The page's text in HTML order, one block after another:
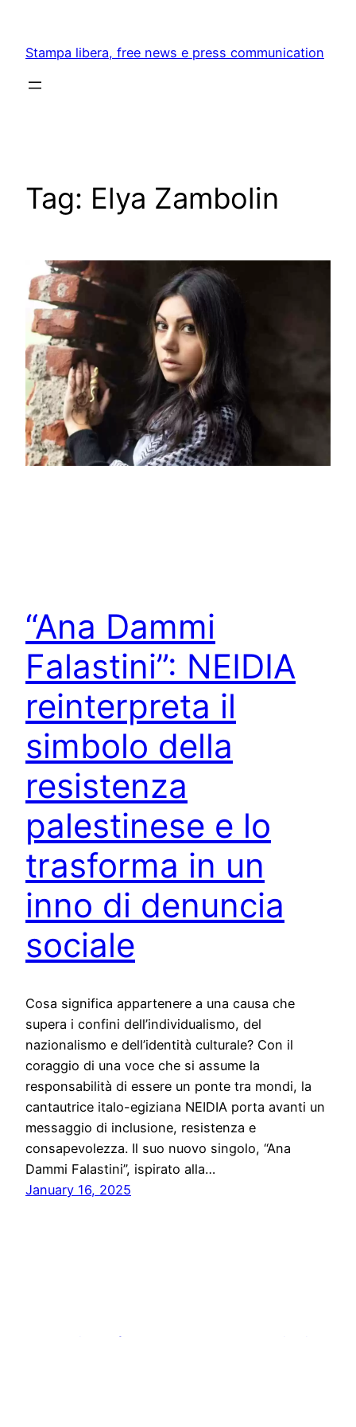
content
Stampa libera, free news e press communication
Tag: Elya Zambolin
“Ana Dammi
Falastini”: NEIDIA
reinterpreta il
simbolo della
resistenza
palestinese e lo
trasforma in un
inno di denuncia
sociale
Cosa significa appartenere a una causa che
supera i confini dell’individualismo, del
nazionalismo e dell’identità culturale? Con il
coraggio di una voce che si assume la
responsabilità di essere un ponte tra mondi, la
cantautrice italo-egiziana NEIDIA porta avanti un
messaggio di inclusione, resistenza e
consapevolezza. Il suo nuovo singolo, “Ana
Dammi Falastini”, ispirato alla…
January 16, 2025
Stampa libera, free news e press communication